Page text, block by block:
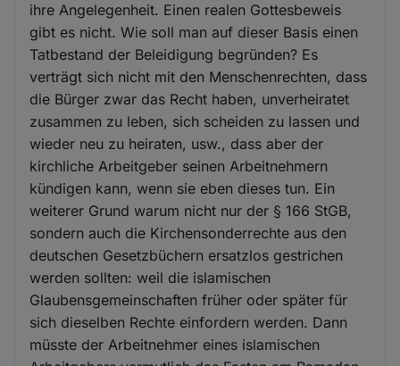
ihre Angelegenheit. Einen realen Gottesbeweis
gibt es nicht. Wie soll man auf dieser Basis einen
Tatbestand der Beleidigung begründen? Es
verträgt sich nicht mit den Menschenrechten, dass
die Bürger zwar das Recht haben, unverheiratet
zusammen zu leben, sich scheiden zu lassen und
wieder neu zu heiraten, usw., dass aber der
kirchliche Arbeitgeber seinen Arbeitnehmern
kündigen kann, wenn sie eben dieses tun. Ein
weiterer Grund warum nicht nur der § 166 StGB,
sondern auch die Kirchensonderrechte aus den
deutschen Gesetzbüchern ersatzlos gestrichen
werden sollten: weil die islamischen
Glaubensgemeinschaften früher oder später für
sich dieselben Rechte einfordern werden. Dann
müsste der Arbeitnehmer eines islamischen